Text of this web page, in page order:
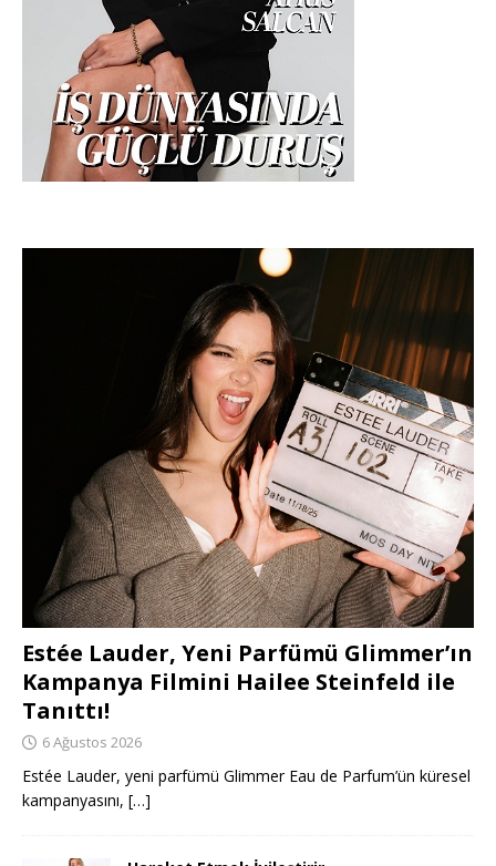
Estée Lauder, Yeni Parfümü Glimmer’ın
Kampanya Filmini Hailee Steinfeld ile
Tanıttı!
6 Ağustos 2026
Estée Lauder, yeni parfümü Glimmer Eau de Parfum’ün küresel
kampanyasını, […]